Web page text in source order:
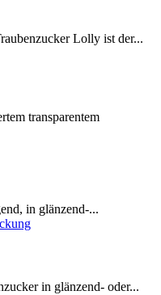
Lolly ist der...
transparentem
in glänzend-...
in glänzend- oder...